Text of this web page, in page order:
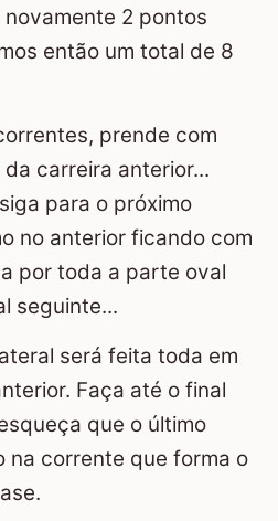
2 pontos
então um total de 8
prende com
carreira anterior...
para o próximo
no anterior ficando com
por toda a parte oval
seguinte...
será feita toda em
Faça até o final
que o último
na corrente que forma o